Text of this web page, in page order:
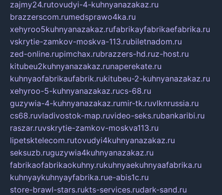
zajmy24.rutovudyi-4-kuhnyanazakaz.ru
brazzerscom.rumedsprawo4ka.ru
xehyroo5kuhnyanazakaz.rufabrikayfabrikaefabrika.ru
vskrytie-zamkov-moskva-113.rubiletnadom.ru
zed-online.rupimchax.rubrazzers-hd.ruz-host.ru
kitubeu2kuhnyanazakaz.runaperekate.ru
kuhnyaofabrikaufabrik.rukitubeu-2-kuhnyanazakaz.ru
xehyroo-5-kuhnyanazakaz.rucs-68.ru
guzywia-4-kuhnyanazakaz.rumir-tk.ruvlknrussia.ru
cs68.ruvladivostok-map.ruvideo-seks.rubankaribi.ru
raszar.ruvskrytie-zamkov-moskva113.ru
lipetsktelecom.rutovudyi4kuhnyanazakaz.ru
seksuzb.ruguzywia4kuhnyanazakaz.ru
fabrikaofabrikaokuhny.rukuhnyaekuhnyaafabrika.ru
kuhnyaykuhnyayfabrika.rue-abis1c.ru
store-brawl-stars.rukts-services.rudark-sand.ru